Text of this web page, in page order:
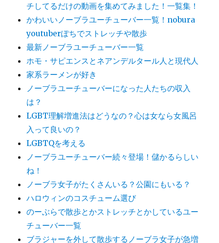
チしてるだけの動画を集めてみました！一覧集！
かわいいノーブラユーチューバー一覧！nobura
youtuberぽちでストレッチや散歩
最新ノーブラユーチューバー一覧
ホモ・サピエンスとネアンデルタール人と現代人
家系ラーメンが好き
ノーブラユーチューバーになった人たちの収入
は？
LGBT理解増進法はどうなの？心は女なら女風呂
入って良いの？
LGBTQを考える
ノーブラユーチューバー続々登場！儲かるらしい
ね！
ノーブラ女子がたくさんいる？公園にもいる？
ハロウィンのコスチューム選び
のーぶらで散歩とかストレッチとかしているユー
チューバー一覧
ブラジャーを外して散歩するノーブラ女子が急増